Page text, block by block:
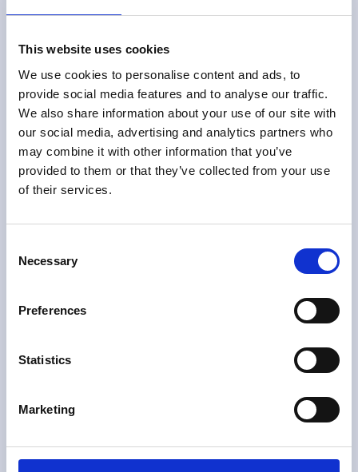
This website uses cookies
We use cookies to personalise content and ads, to
provide social media features and to analyse our traffic.
We also share information about your use of our site with
our social media, advertising and analytics partners who
may combine it with other information that you’ve
provided to them or that they’ve collected from your use
of their services.
Selection
Necessary
Preferences
Statistics
Marketing
Mineração
Celulose
Selecione a tecnologia
LUMINA PREON PASVE® SAVE
PISTOR